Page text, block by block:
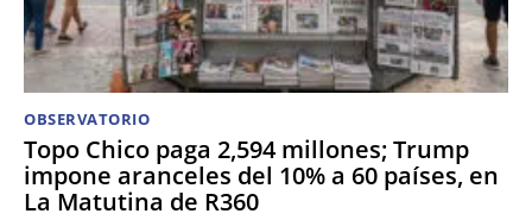
OBSERVATORIO
Topo Chico paga 2,594 millones; Trump
impone aranceles del 10% a 60 países, en
La Matutina de R360